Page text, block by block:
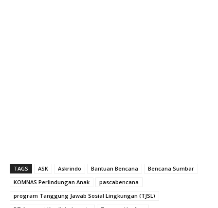
TAGS ASK Askrindo Bantuan Bencana
Bencana Sumbar
KOMNAS Perlindungan Anak
pascabencana
program Tanggung Jawab Sosial Lingkungan (TJSL)